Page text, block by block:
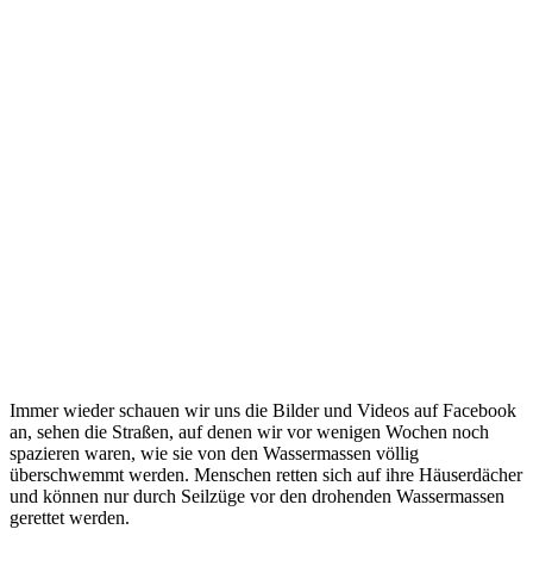
Immer wieder schauen wir uns die Bilder und Videos auf Facebook
an, sehen die Straßen, auf denen wir vor wenigen Wochen noch
spazieren waren, wie sie von den Wassermassen völlig
überschwemmt werden. Menschen retten sich auf ihre Häuserdächer
und können nur durch Seilzüge vor den drohenden Wassermassen
gerettet werden.